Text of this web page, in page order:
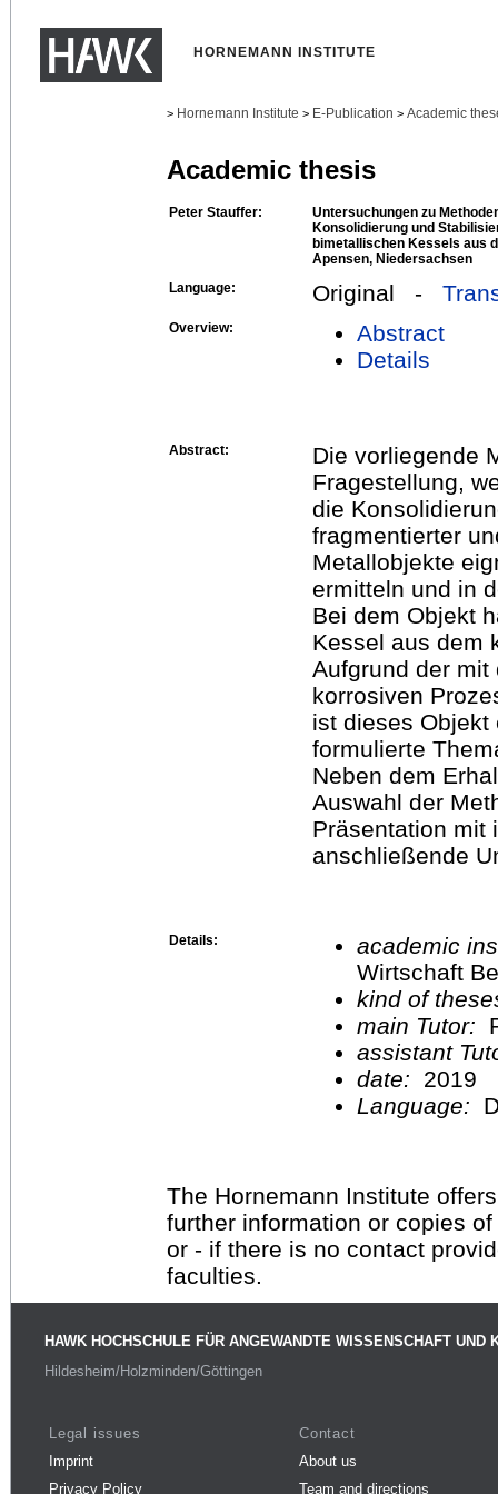
HORNEMANN INSTITUTE
> Hornemann Institute > E-Publication > Academic
Academic thesis
Peter Stauffer:
Untersuchungen zu
Konsolidierung und
bimetallischen Kessels aus
Apensen, Niedersachsen
Language:
Original -
Overview:
Abstract
Details
Abstract:
Die vorliegende
Fragestellung,
die
fragmentierter
Metallobjekte
ermitteln und in
Bei dem Objekt
Kessel aus dem
Aufgrund der mit
korrosiven
ist dieses Objekt
formulierte
Neben dem
Auswahl der
Präsentation mit
anschließende
Details:
academic
Wirtschaft
kind of
main Tutor:
assistant
date:
2019
Language:
The Hornemann Institute
further information or copies
or - if there is no contact
faculties.
HAWK HOCHSCHULE FÜR ANGEWANDTE WISSENSCHAFT UND
Hildesheim/Holzminden/Göttingen
Legal issues
Imprint
Privacy Policy
Contact
About us
Team and directions